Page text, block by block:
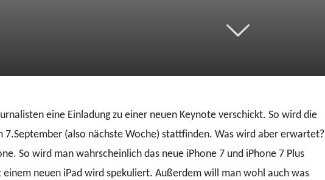
eine Einladung zu einer neuen Keynote verschickt. So wird die
7.September (also nächste Woche) stattfinden. Was wird aber erwartet?
So wird man wahrscheinlich das neue iPhone 7 und iPhone 7 Plus
neuen iPad wird spekuliert. Außerdem will man wohl auch was